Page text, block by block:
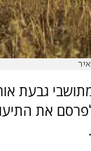
גבעת
את